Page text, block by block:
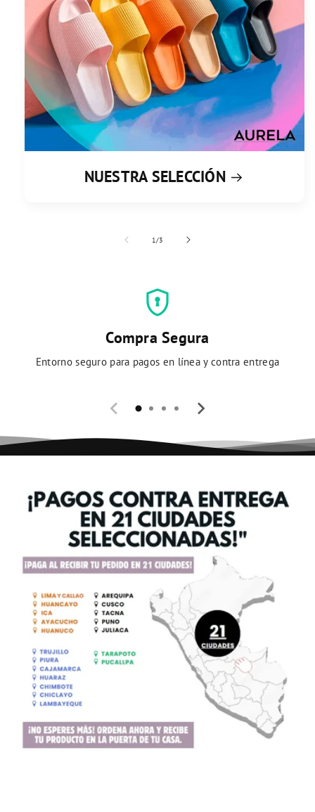
NUESTRA SELECCIÓN
1/de
3
encrypted
Compra Segura
Entorno seguro para pagos en línea y contra entrega